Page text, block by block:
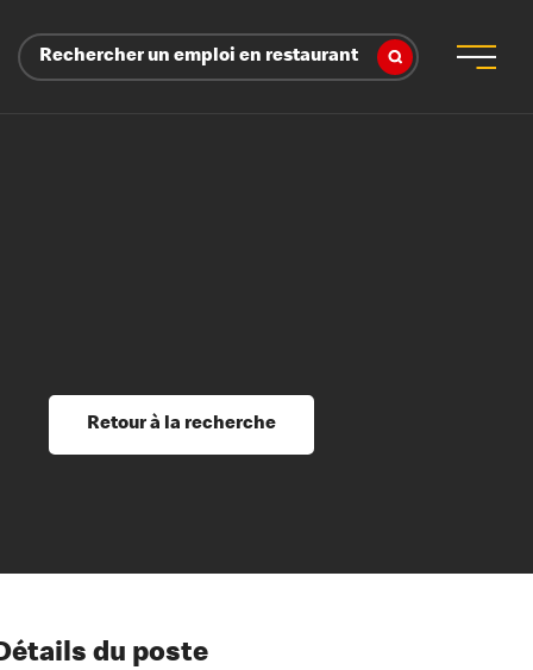
Rechercher un emploi en restaurant
et perfectionnement
du savoir
à l’égard de nos employés
Retour à la recherche
du poste